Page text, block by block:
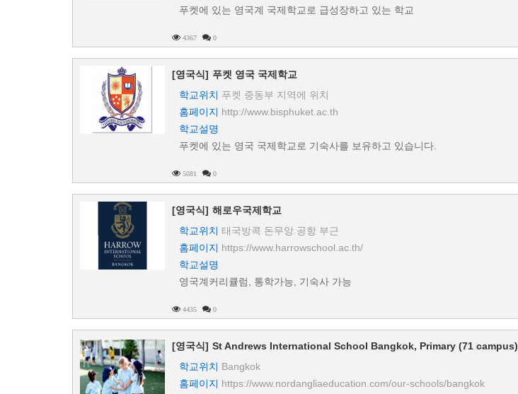
푸켓에 있는 영국계 국제학교로 급성장하고 있는 학교
4367 0
[영국식] 푸켓 영국 국제학교
학교위치 푸켓 중동부 지역에 위치
홈페이지 http://www.bisphuket.ac.th
학교설명
푸켓에 있는 영국 국제학교로 기숙사를 보유하고 있습니다.
5081 0
[영국식] 해로우국제학교
학교위치 태국방콕 돈무앙 공항 부근
홈페이지 https://www.harrowschool.ac.th/
학교설명
영국계커리큘럼, 통학가능, 기숙사 가능
4435 0
[영국식] St Andrews International School Bangkok, Primary (71 campus)
학교위치 Bangkok
홈페이지 https://www.nordangliaeducation.com/our-schools/bangkok